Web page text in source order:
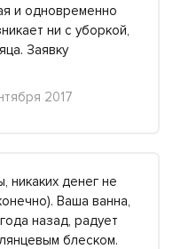
и одновременно
ни с уборкой,
Заявку
2017
никаких денег не
Ваша ванна,
назад, радует
блеском.